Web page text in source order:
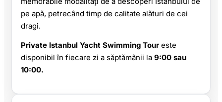
pe apă, petrecând timp de calitate alături de cei
dragi.
Private Istanbul Yacht Swimming Tour este
disponibil în fiecare zi a săptămânii la 9:00 sau
10:00.